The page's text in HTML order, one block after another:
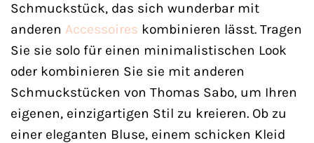
Schmuckstück, das sich wunderbar mit
anderen Accessoires kombinieren lässt. Tragen
Sie sie solo für einen minimalistischen Look
oder kombinieren Sie sie mit anderen
Schmuckstücken von Thomas Sabo, um Ihren
eigenen, einzigartigen Stil zu kreieren. Ob zu
einer eleganten Bluse, einem schicken Kleid